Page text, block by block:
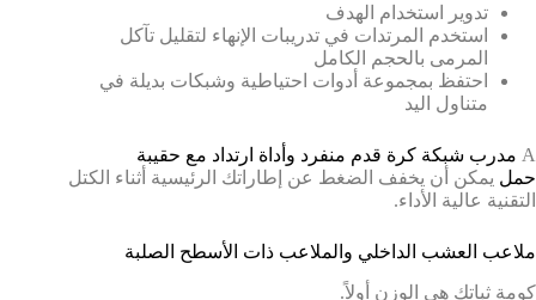
تدوير استخدام الهدف
استخدم المرتدات في تدريبات الإنهاء لتقليل تآكل
المرمى بالحجم الكامل
احتفظ بمجموعة أدوات احتياطية وشبكات بديلة في
متناول اليد
A مدرب شبكة كرة قدم منفرد وأداة ارتداد مع حقيبة
حمل يمكن أن يخفف الضغط عن إطاراتك الرئيسية أثناء الكتل
التقنية عالية الأداء.
ملاعب العشب الداخلي والملاعب ذات الأسطح الصلبة
كومة ثباتك هي الوزن أولاً.